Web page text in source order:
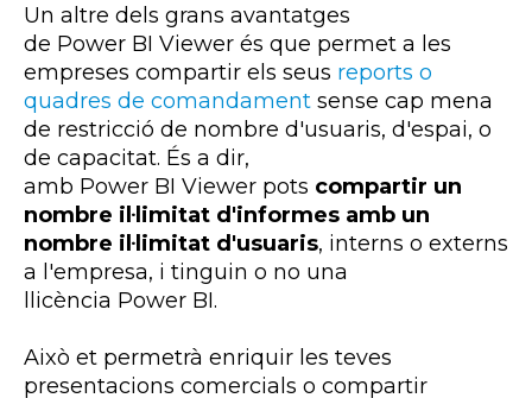
Un altre dels grans avantatges
de Power BI Viewer és que permet a les
empreses compartir els seus reports o
quadres de comandament sense cap mena
de restricció de nombre d'usuaris, d'espai, o
de capacitat. És a dir,
amb Power BI Viewer pots compartir un
nombre il·limitat d'informes amb un
nombre il·limitat d'usuaris, interns o externs
a l'empresa, i tinguin o no una
llicència Power BI.
Això et permetrà enriquir les teves
presentacions comercials o compartir